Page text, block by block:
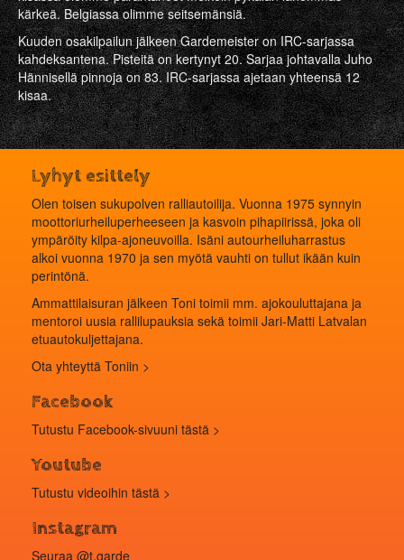
kärkeä. Belgiassa olimme seitsemänsiä.
Kuuden osakilpailun jälkeen Gardemeister on IRC-sarjassa
kahdeksantena. Pisteitä on kertynyt 20. Sarjaa johtavalla Juho
Hännisellä pinnoja on 83. IRC-sarjassa ajetaan yhteensä 12
kisaa.
Lyhyt esittely
Olen toisen sukupolven ralliautoilija. Vuonna 1975 synnyin
moottoriurheiluperheeseen ja kasvoin pihapiirissä, joka oli
ympäröity kilpa-ajoneuvoilla. Isäni autourheiluharrastus
alkoi vuonna 1970 ja sen myötä vauhti on tullut ikään kuin
perintönä.
Ammattilaisuran jälkeen Toni toimii mm. ajokouluttajana ja
mentoroi uusia rallilupauksia sekä toimii Jari-Matti Latvalan
etuautokuljettajana.
Ota yhteyttä Toniin >
Facebook
Tutustu Facebook-sivuuni tästä >
Youtube
Tutustu videoihin tästä >
Instagram
Seuraa @t.garde